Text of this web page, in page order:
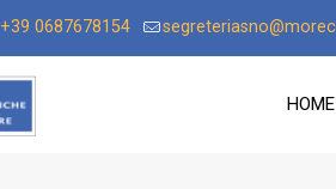
+39 0687678154
HOME